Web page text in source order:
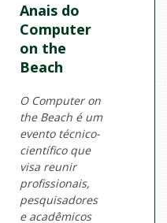
Anais do
Computer
on the
Beach
O Computer on
the Beach é um
evento técnico-
científico que
visa reunir
profissionais,
pesquisadores
e acadêmicos